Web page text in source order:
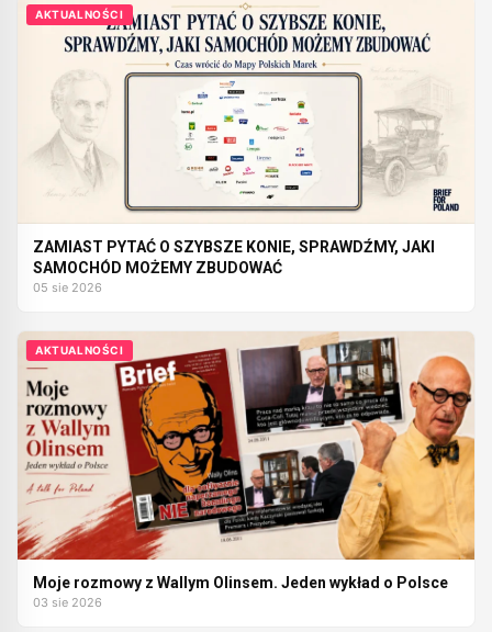
AKTUALNOŚCI
ZAMIAST PYTAĆ O SZYBSZE KONIE, SPRAWDŹMY, JAKI
SAMOCHÓD MOŻEMY ZBUDOWAĆ
05 sie 2026
AKTUALNOŚCI
Moje rozmowy z Wallym Olinsem. Jeden wykład o Polsce
03 sie 2026